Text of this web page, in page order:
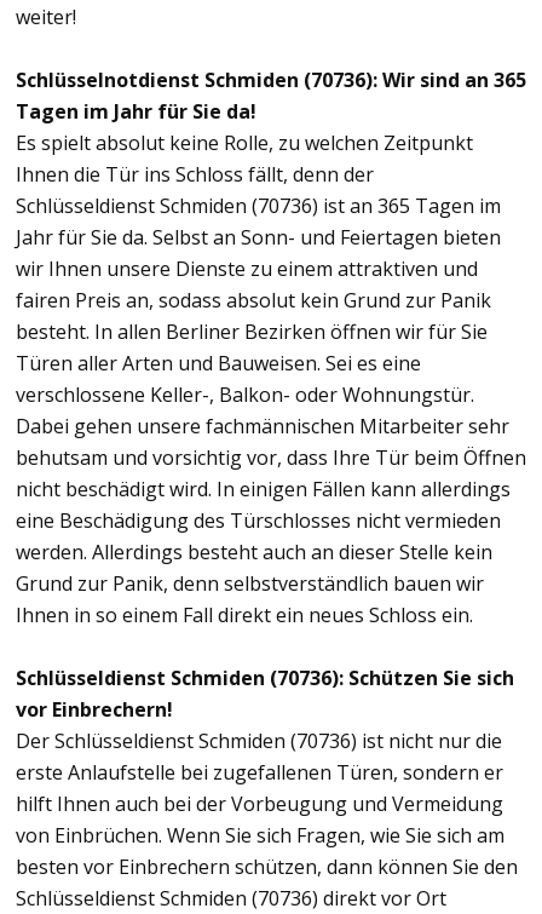
weiter!
Schlüsselnotdienst Schmiden (70736): Wir sind an 365
Tagen im Jahr für Sie da!
Es spielt absolut keine Rolle, zu welchen Zeitpunkt
Ihnen die Tür ins Schloss fällt, denn der
Schlüsseldienst Schmiden (70736) ist an 365 Tagen im
Jahr für Sie da. Selbst an Sonn- und Feiertagen bieten
wir Ihnen unsere Dienste zu einem attraktiven und
fairen Preis an, sodass absolut kein Grund zur Panik
besteht. In allen Berliner Bezirken öffnen wir für Sie
Türen aller Arten und Bauweisen. Sei es eine
verschlossene Keller-, Balkon- oder Wohnungstür.
Dabei gehen unsere fachmännischen Mitarbeiter sehr
behutsam und vorsichtig vor, dass Ihre Tür beim Öffnen
nicht beschädigt wird. In einigen Fällen kann allerdings
eine Beschädigung des Türschlosses nicht vermieden
werden. Allerdings besteht auch an dieser Stelle kein
Grund zur Panik, denn selbstverständlich bauen wir
Ihnen in so einem Fall direkt ein neues Schloss ein.
Schlüsseldienst Schmiden (70736): Schützen Sie sich
vor Einbrechern!
Der Schlüsseldienst Schmiden (70736) ist nicht nur die
erste Anlaufstelle bei zugefallenen Türen, sondern er
hilft Ihnen auch bei der Vorbeugung und Vermeidung
von Einbrüchen. Wenn Sie sich Fragen, wie Sie sich am
besten vor Einbrechern schützen, dann können Sie den
Schlüsseldienst Schmiden (70736) direkt vor Ort